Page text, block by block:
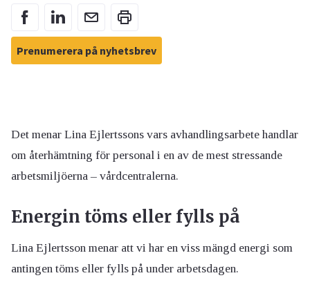
Prenumerera på nyhetsbrev
Det menar Lina Ejlertssons vars avhandlingsarbete handlar
om återhämtning för personal i en av de mest stressande
arbetsmiljöerna – vårdcentralerna.
Energin töms eller fylls på
Lina Ejlertsson menar att vi har en viss mängd energi som
antingen töms eller fylls på under arbetsdagen.